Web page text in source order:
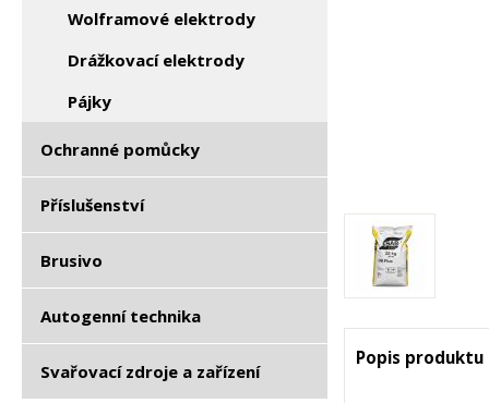
Wolframové elektrody
Drážkovací elektrody
Pájky
Ochranné pomůcky
Příslušenství
Brusivo
Autogenní technika
Svařovací zdroje a zařízení
Popis produktu